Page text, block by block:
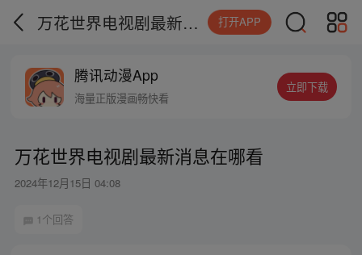
万花世界电视剧最新消息在哪看 打开APP
腾讯动漫App
海量正版漫画畅快看
立即下载
万花世界电视剧最新消息在哪看
2024年12月15日 04:08
1个回答